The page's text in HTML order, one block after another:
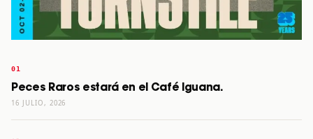
Peces Raros estará en el Café Iguana.
16 JULIO, 2026